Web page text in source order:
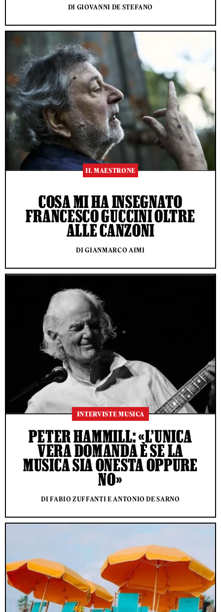
DI GIOVANNI DE STEFANO
IL MAESTRONE
COSA MI HA INSEGNATO
FRANCESCO GUCCINI OLTRE
ALLE CANZONI
DI GIANMARCO AIMI
INTERVISTE MUSICA
PETER HAMMILL: «L’UNICA
VERA DOMANDA È SE LA
MUSICA SIA ONESTA OPPURE
NO»
DI FABIO ZUFFANTI E ANTONIO DE SARNO